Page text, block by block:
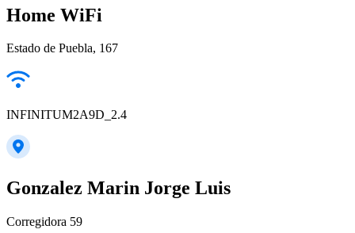
Home WiFi
Estado de Puebla, 167
INFINITUM2A9D_2.4
Gonzalez Marin Jorge Luis
Corregidora 59